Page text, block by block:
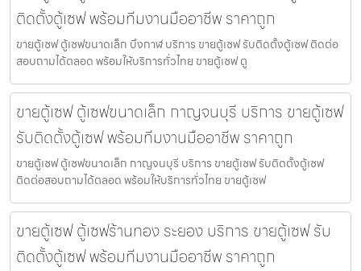
ติดตั้งตู้เซฟ พร้อมทีมงานมืออาชีพ ราคาถูก
ขายตู้เซฟ ตู้เซฟขนาดเล็ก บึงกาฬ บริการ ขายตู้เซฟ รับติดตั้งตู้เซฟ ติดต่อ
สอบถามได้ตลอด พร้อมให้บริการทั่วไทย ขายตู้เซฟ ตู
ขายตู้เซฟ ตู้เซฟขนาดเล็ก กาญจนบุรี บริการ ขายตู้เซฟ
รับติดตั้งตู้เซฟ พร้อมทีมงานมืออาชีพ ราคาถูก
ขายตู้เซฟ ตู้เซฟขนาดเล็ก กาญจนบุรี บริการ ขายตู้เซฟ รับติดตั้งตู้เซฟ
ติดต่อสอบถามได้ตลอด พร้อมให้บริการทั่วไทย ขายตู้เซฟ
ขายตู้เซฟ ตู้เซฟร้านทอง ระยอง บริการ ขายตู้เซฟ รับ
ติดตั้งตู้เซฟ พร้อมทีมงานมืออาชีพ ราคาถูก